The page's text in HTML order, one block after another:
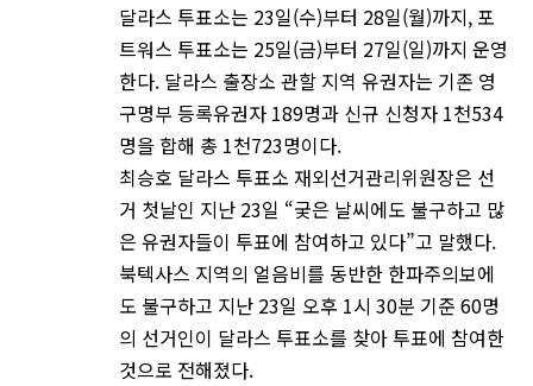
달라스 투표소는 23일(수)부터 28일(월)까지, 포
트워스 투표소는 25일(금)부터 27일(일)까지 운영
한다. 달라스 출장소 관할 지역 유권자는 기존 영
구명부 등록유권자 189명과 신규 신청자 1천534
명을 합해 총 1천723명이다.
최승호 달라스 투표소 재외선거관리위원장은 선
거 첫날인 지난 23일 “궂은 날씨에도 불구하고 많
은 유권자들이 투표에 참여하고 있다”고 말했다.
북텍사스 지역의 얼음비를 동반한 한파주의보에
도 불구하고 지난 23일 오후 1시 30분 기준 60명
의 선거인이 달라스 투표소를 찾아 투표에 참여한
것으로 전해졌다.